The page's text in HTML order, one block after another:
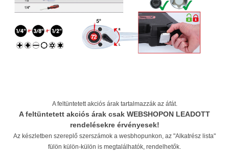
A feltüntetett akciós árak tartalmazzák az áfát.
A feltüntetett akciós árak csak WEBSHOPON LEADOTT
rendelésekre érvényesek!
Az készletben szereplő szerszámok a wesbhopunkon, az "Alkatrész lista"
fülön külön-külön is megtalálhatók, rendelhetők.